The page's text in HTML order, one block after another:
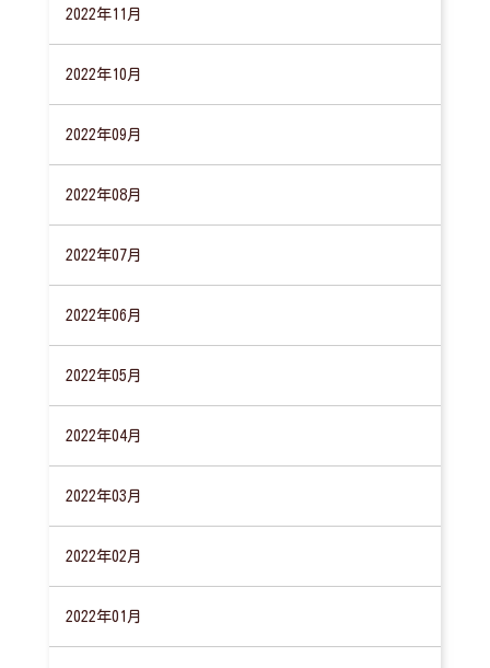
2022年11月
2022年10月
2022年09月
2022年08月
2022年07月
2022年06月
2022年05月
2022年04月
2022年03月
2022年02月
2022年01月